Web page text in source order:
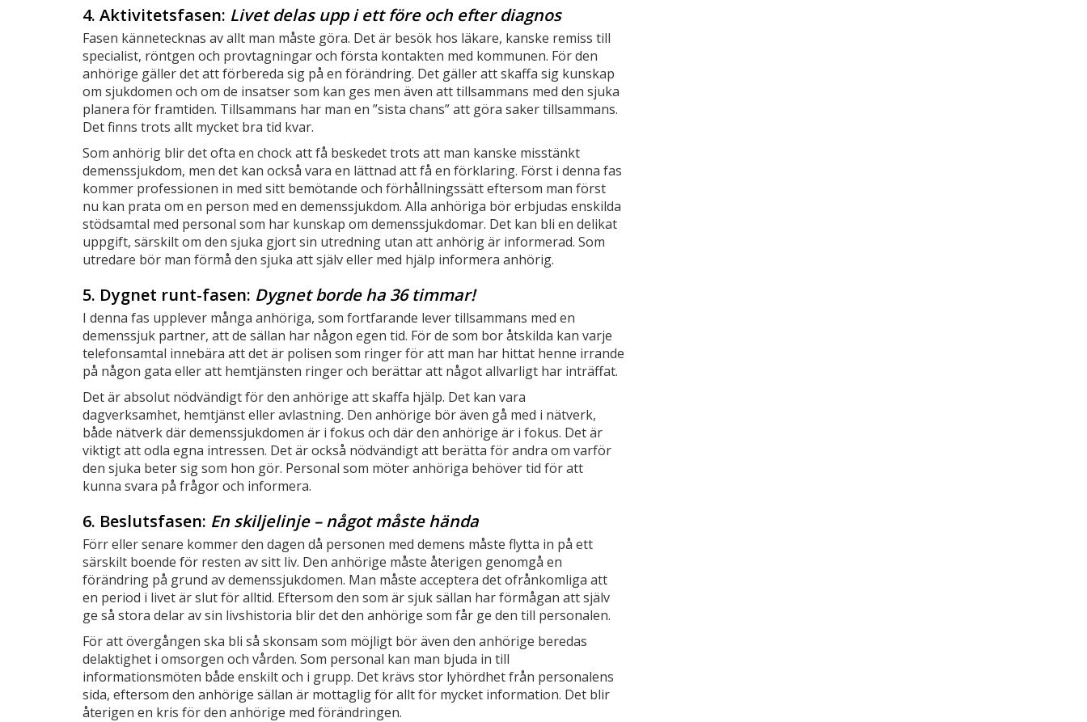
4. Aktivitetsfasen: Livet delas upp i ett före och efter diagnos
Fasen kännetecknas av allt man måste göra. Det är besök hos läkare, kanske remiss till
specialist, röntgen och provtagningar och första kontakten med kommunen. För den
anhörige gäller det att förbereda sig på en förändring. Det gäller att skaffa sig kunskap
om sjukdomen och om de insatser som kan ges men även att tillsammans med den sjuka
planera för framtiden. Tillsammans har man en ”sista chans” att göra saker tillsammans.
Det finns trots allt mycket bra tid kvar.
Som anhörig blir det ofta en chock att få beskedet trots att man kanske misstänkt
demenssjukdom, men det kan också vara en lättnad att få en förklaring. Först i denna fas
kommer professionen in med sitt bemötande och förhållningssätt eftersom man först
nu kan prata om en person med en demenssjukdom. Alla anhöriga bör erbjudas enskilda
stödsamtal med personal som har kunskap om demenssjukdomar. Det kan bli en delikat
uppgift, särskilt om den sjuka gjort sin utredning utan att anhörig är informerad. Som
utredare bör man förmå den sjuka att själv eller med hjälp informera anhörig.
5. Dygnet runt-fasen: Dygnet borde ha 36 timmar!
I denna fas upplever många anhöriga, som fortfarande lever tillsammans med en
demenssjuk partner, att de sällan har någon egen tid. För de som bor åtskilda kan varje
telefonsamtal innebära att det är polisen som ringer för att man har hittat henne irrande
på någon gata eller att hemtjänsten ringer och berättar att något allvarligt har inträffat.
Det är absolut nödvändigt för den anhörige att skaffa hjälp. Det kan vara
dagverksamhet, hemtjänst eller avlastning. Den anhörige bör även gå med i nätverk,
både nätverk där demenssjukdomen är i fokus och där den anhörige är i fokus. Det är
viktigt att odla egna intressen. Det är också nödvändigt att berätta för andra om varför
den sjuka beter sig som hon gör. Personal som möter anhöriga behöver tid för att
kunna svara på frågor och informera.
6. Beslutsfasen: En skiljelinje – något måste hända
Förr eller senare kommer den dagen då personen med demens måste flytta in på ett
särskilt boende för resten av sitt liv. Den anhörige måste återigen genomgå en
förändring på grund av demenssjukdomen. Man måste acceptera det ofrånkomliga att
en period i livet är slut för alltid. Eftersom den som är sjuk sällan har förmågan att själv
ge så stora delar av sin livshistoria blir det den anhörige som får ge den till personalen.
För att övergången ska bli så skonsam som möjligt bör även den anhörige beredas
delaktighet i omsorgen och vården. Som personal kan man bjuda in till
informationsmöten både enskilt och i grupp. Det krävs stor lyhördhet från personalens
sida, eftersom den anhörige sällan är mottaglig för allt för mycket information. Det blir
återigen en kris för den anhörige med förändringen.